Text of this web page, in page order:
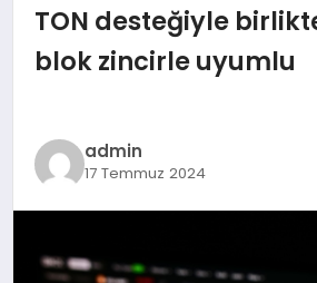
GÜNCEL
SAĞLIK
TON desteğiyle
blok zincirle uyumlu
admin
17 Temmuz 2024